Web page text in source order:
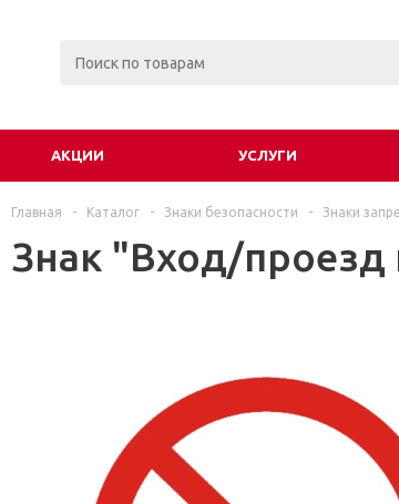
АКЦИИ УСЛУГИ
Главная - Каталог - Знаки безопасности - Знаки
Знак "Вход/проезд